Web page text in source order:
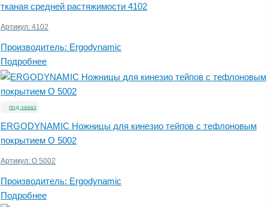
тканая средней растяжимости 4102
Артикул: 4102
Производитель: Ergodynamic
Подробнее
под заказ
ERGODYNAMIC Ножницы для кинезио тейпов с тефлоновым
покрытием O 5002
Артикул: O 5002
Производитель: Ergodynamic
Подробнее